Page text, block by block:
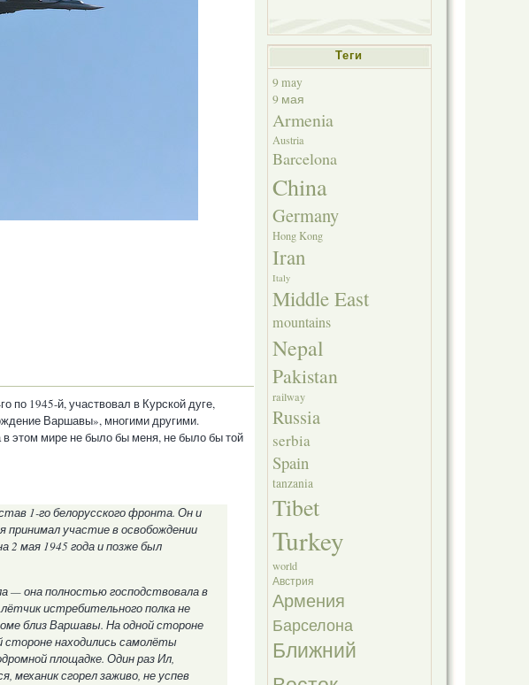
по 1945-й, участвовал в Курской дуге,
Варшавы», многими другими.
в этом мире не было бы меня, не было бы той
1-го белорусского фронта. Он и
принимал участие в освобождении
2 мая 1945 года и позже был
— она полностью господствовала в
истребительного полка не
близ Варшавы. На одной стороне
стороне находились самолёты
площадке. Один раз Ил,
механик сгорел заживо, не успев
Теги
9 may
9 мая
Armenia
Austria
Barcelona
China
Germany
Hong Kong
Iran
Italy
Middle East
mountains
Nepal
Pakistan
railway
Russia
serbia
Spain
tanzania
Tibet
Turkey
world
Австрия
Армения
Барселона
Ближний
Восток